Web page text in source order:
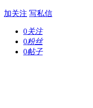
加关注 写私信
0关注
0粉丝
0帖子